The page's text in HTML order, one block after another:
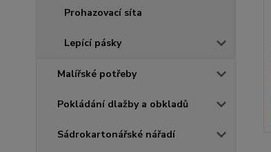
Prohazovací síta
Lepící pásky
Malířské potřeby
Pokládání dlažby a obkladů
Sádrokartonářské nářadí